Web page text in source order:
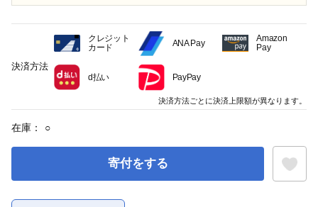
在庫： ○
寄付をする
決済方法
クレジット
カード
ANA Pay
Amazon
Pay
d払い PayPay
決済方法ごとに決済上限額が異なります。